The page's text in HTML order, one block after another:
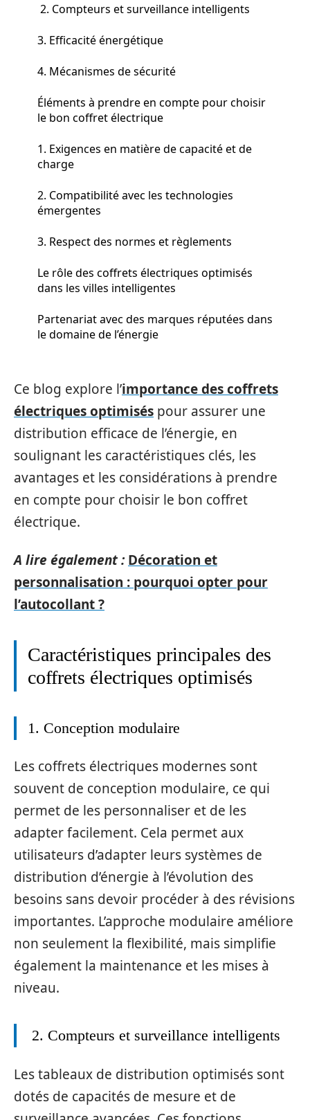
2. Compteurs et surveillance intelligents
3. Efficacité énergétique
4. Mécanismes de sécurité
Éléments à prendre en compte pour choisir
le bon coffret électrique
1. Exigences en matière de capacité et de
charge
2. Compatibilité avec les technologies
émergentes
3. Respect des normes et règlements
Le rôle des coffrets électriques optimisés
dans les villes intelligentes
Partenariat avec des marques réputées dans
le domaine de l’énergie
Ce blog explore l’importance des coffrets
électriques optimisés pour assurer une
distribution efficace de l’énergie, en
soulignant les caractéristiques clés, les
avantages et les considérations à prendre
en compte pour choisir le bon coffret
électrique.
A lire également : Décoration et
personnalisation : pourquoi opter pour
l’autocollant ?
Caractéristiques principales des
coffrets électriques optimisés
1. Conception modulaire
Les coffrets électriques modernes sont
souvent de conception modulaire, ce qui
permet de les personnaliser et de les
adapter facilement. Cela permet aux
utilisateurs d’adapter leurs systèmes de
distribution d’énergie à l’évolution des
besoins sans devoir procéder à des révisions
importantes. L’approche modulaire améliore
non seulement la flexibilité, mais simplifie
également la maintenance et les mises à
niveau.
2. Compteurs et surveillance intelligents
Les tableaux de distribution optimisés sont
dotés de capacités de mesure et de